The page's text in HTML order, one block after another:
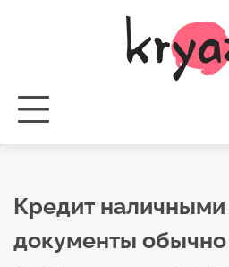
Кредит наличными
документы